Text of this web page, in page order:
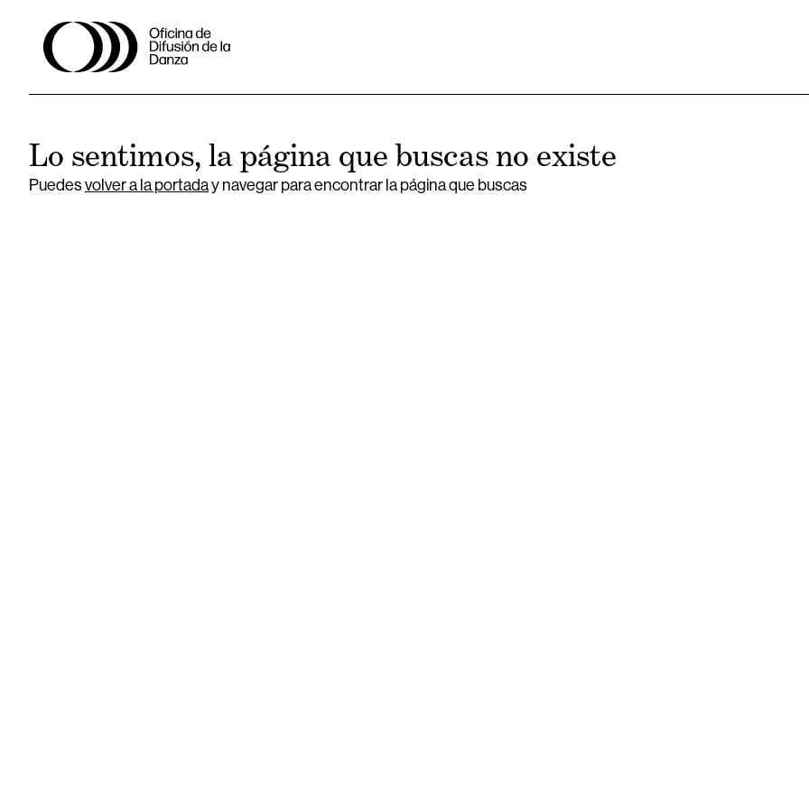
Lo sentimos, la página que buscas no existe
Puedesvolver a la portaday navegar para encontrar la página que buscas